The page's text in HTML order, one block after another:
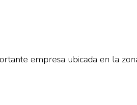
empresa ubicada en la